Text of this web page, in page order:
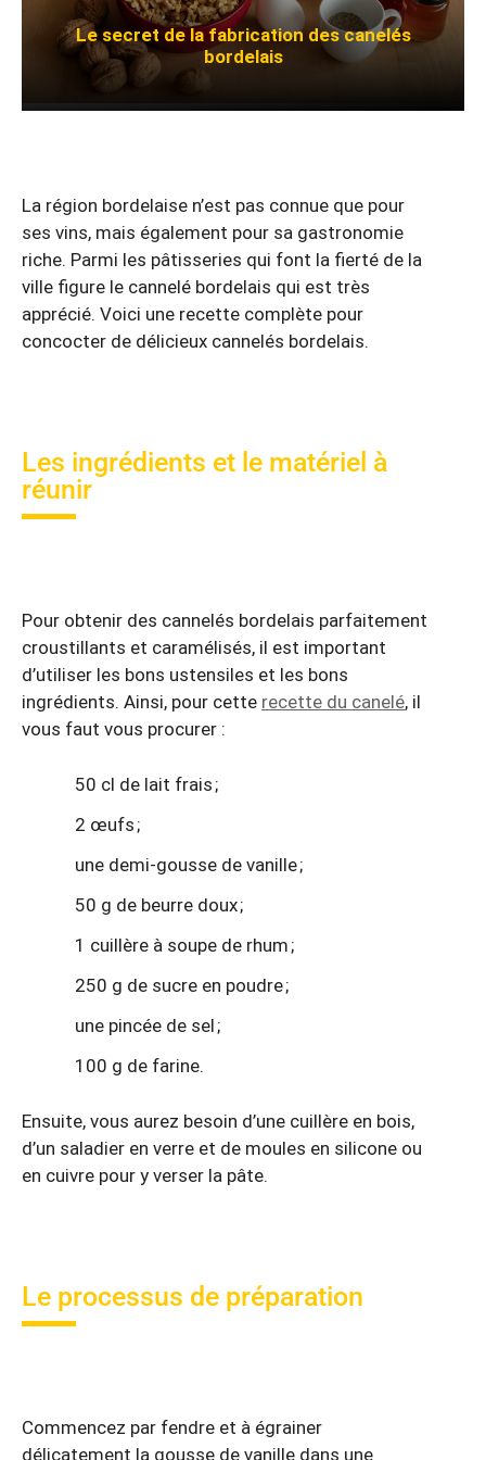
Le secret de la fabrication des canelés
bordelais
La région bordelaise n’est pas connue que pour
ses vins, mais également pour sa gastronomie
riche. Parmi les pâtisseries qui font la fierté de la
ville figure le cannelé bordelais qui est très
apprécié. Voici une recette complète pour
concocter de délicieux cannelés bordelais.
Les ingrédients et le matériel à
réunir
Pour obtenir des cannelés bordelais parfaitement
croustillants et caramélisés, il est important
d’utiliser les bons ustensiles et les bons
ingrédients. Ainsi, pour cette recette du canelé, il
vous faut vous procurer :
50 cl de lait frais ;
2 œufs ;
une demi-gousse de vanille ;
50 g de beurre doux ;
1 cuillère à soupe de rhum ;
250 g de sucre en poudre ;
une pincée de sel ;
100 g de farine.
Ensuite, vous aurez besoin d’une cuillère en bois,
d’un saladier en verre et de moules en silicone ou
en cuivre pour y verser la pâte.
Le processus de préparation
Commencez par fendre et à égrainer
délicatement la gousse de vanille dans une